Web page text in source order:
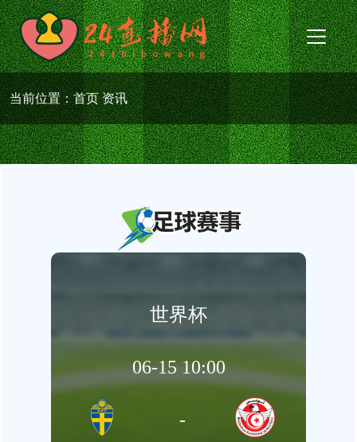
当前位置：首页资讯
世界杯
06-15 10:00
-